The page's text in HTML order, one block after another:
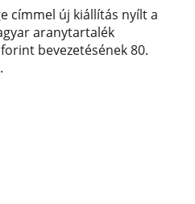
címmel új kiállítás nyílt a
aranytartalék
bevezetésének 80.